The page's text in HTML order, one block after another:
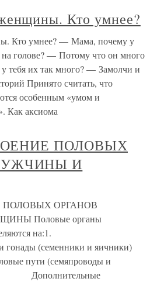
Кто умнее?
Кто умнее? — Мама, почему у
голове? — Потому что он много
тебя их так много? — Замолчи и
Принято считать, что
особенным «умом и
Как аксиома
ПОЛОВЫХ
И
ПОЛОВЫХ ОРГАНОВ
Половые органы
на:1.
гонады (семенники и яичники)
(семяпроводы и